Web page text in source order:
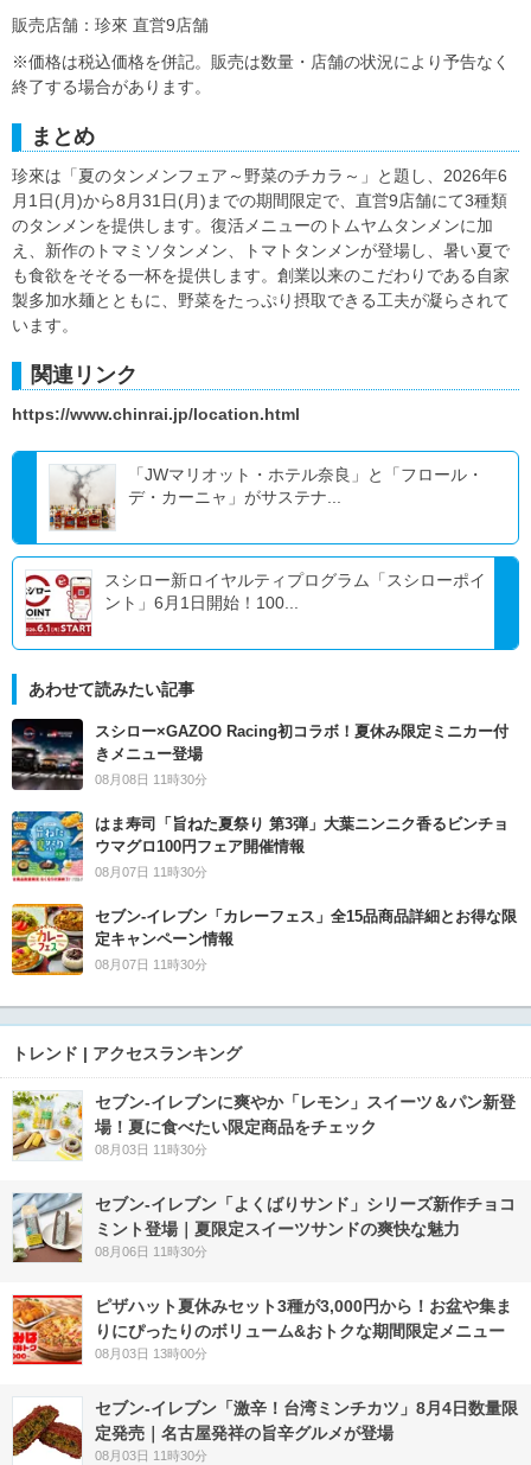
販売店舗：珍來 直営9店舗
※価格は税込価格を併記。販売は数量・店舗の状況により予告なく
終了する場合があります。
まとめ
珍來は「夏のタンメンフェア～野菜のチカラ～」と題し、2026年6
月1日(月)から8月31日(月)までの期間限定で、直営9店舗にて3種類
のタンメンを提供します。復活メニューのトムヤムタンメンに加
え、新作のトマミソタンメン、トマトタンメンが登場し、暑い夏で
も食欲をそそる一杯を提供します。創業以来のこだわりである自家
製多加水麺とともに、野菜をたっぷり摂取できる工夫が凝らされて
います。
関連リンク
https://www.chinrai.jp/location.html
「JWマリオット・ホテル奈良」と「フロール・
デ・カーニャ」がサステナ...
スシロー新ロイヤルティプログラム「スシローポイ
ント」6月1日開始！100...
あわせて読みたい記事
スシロー×GAZOO Racing初コラボ！夏休み限定ミニカー付
きメニュー登場
08月08日 11時30分
はま寿司「旨ねた夏祭り 第3弾」大葉ニンニク香るビンチョ
ウマグロ100円フェア開催情報
08月07日 11時30分
セブン‐イレブン「カレーフェス」全15品商品詳細とお得な限
定キャンペーン情報
08月07日 11時30分
トレンド | アクセスランキング
セブン‐イレブンに爽やか「レモン」スイーツ＆パン新登
場！夏に食べたい限定商品をチェック
08月03日 11時30分
セブン‐イレブン「よくばりサンド」シリーズ新作チョコ
ミント登場｜夏限定スイーツサンドの爽快な魅力
08月06日 11時30分
ピザハット夏休みセット3種が3,000円から！お盆や集ま
りにぴったりのボリューム&おトクな期間限定メニュー
08月03日 13時00分
セブン-イレブン「激辛！台湾ミンチカツ」8月4日数量限
定発売｜名古屋発祥の旨辛グルメが登場
08月03日 11時30分